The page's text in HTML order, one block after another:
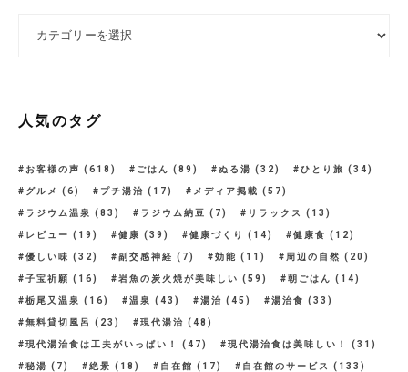
人気のタグ
お客様の声 (618) ごはん (89) ぬる湯 (32) ひとり旅 (34)
グルメ (6) プチ湯治 (17) メディア掲載 (57)
ラジウム温泉 (83) ラジウム納豆 (7) リラックス (13)
レビュー (19) 健康 (39) 健康づくり (14) 健康食 (12)
優しい味 (32) 副交感神経 (7) 効能 (11) 周辺の自然 (20)
子宝祈願 (16) 岩魚の炭火焼が美味しい (59) 朝ごはん (14)
栃尾又温泉 (16) 温泉 (43) 湯治 (45) 湯治食 (33)
無料貸切風呂 (23) 現代湯治 (48)
現代湯治食は工夫がいっぱい！ (47) 現代湯治食は美味しい！ (31)
秘湯 (7) 絶景 (18) 自在館 (17) 自在館のサービス (133)